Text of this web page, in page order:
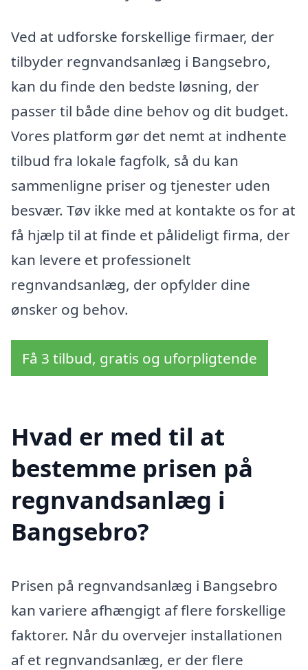
Ved at udforske forskellige firmaer, der
tilbyder regnvandsanlæg i Bangsebro,
kan du finde den bedste løsning, der
passer til både dine behov og dit budget.
Vores platform gør det nemt at indhente
tilbud fra lokale fagfolk, så du kan
sammenligne priser og tjenester uden
besvær. Tøv ikke med at kontakte os for at
få hjælp til at finde et pålideligt firma, der
kan levere et professionelt
regnvandsanlæg, der opfylder dine
ønsker og behov.
Få 3 tilbud, gratis og uforpligtende
Hvad er med til at
bestemme prisen på
regnvandsanlæg i
Bangsebro?
Prisen på regnvandsanlæg i Bangsebro
kan variere afhængigt af flere forskellige
faktorer. Når du overvejer installationen
af et regnvandsanlæg, er der flere